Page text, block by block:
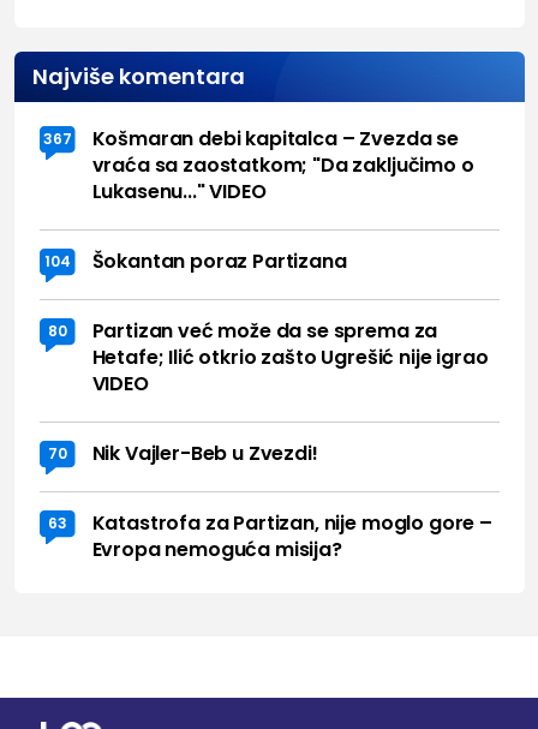
Najviše komentara
367
Košmaran debi kapitalca – Zvezda se
vraća sa zaostatkom; "Da zaključimo o
Lukasenu..." VIDEO
104 Šokantan poraz Partizana
80
Partizan već može da se sprema za
Hetafe; Ilić otkrio zašto Ugrešić nije igrao
VIDEO
70 Nik Vajler-Beb u Zvezdi!
63
Katastrofa za Partizan, nije moglo gore –
Evropa nemoguća misija?